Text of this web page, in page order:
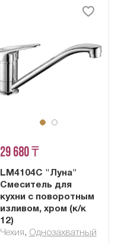
29 680 ₸
LM4104C "Луна"
Смеситель для
кухни с поворотным
изливом, хром (к/к
12)
Чехия , Однозахватный